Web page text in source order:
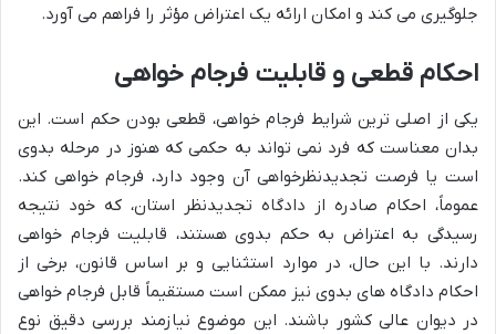
جلوگیری می کند و امکان ارائه یک اعتراض مؤثر را فراهم می آورد.
احکام قطعی و قابلیت فرجام خواهی
یکی از اصلی ترین شرایط فرجام خواهی، قطعی بودن حکم است. این
بدان معناست که فرد نمی تواند به حکمی که هنوز در مرحله بدوی
است یا فرصت تجدیدنظرخواهی آن وجود دارد، فرجام خواهی کند.
عموماً، احکام صادره از دادگاه تجدیدنظر استان، که خود نتیجه
رسیدگی به اعتراض به حکم بدوی هستند، قابلیت فرجام خواهی
دارند. با این حال، در موارد استثنایی و بر اساس قانون، برخی از
احکام دادگاه های بدوی نیز ممکن است مستقیماً قابل فرجام خواهی
در دیوان عالی کشور باشند. این موضوع نیازمند بررسی دقیق نوع